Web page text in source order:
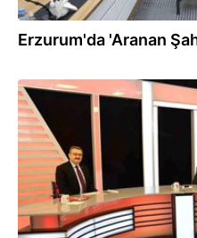
Erzurum'da 'Aranan
30.11.2024